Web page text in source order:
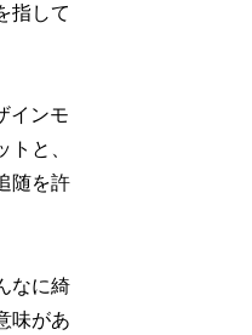
指して
インモ
と、
随を許
なに綺
味があ